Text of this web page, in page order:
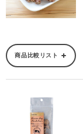
商品比較リスト